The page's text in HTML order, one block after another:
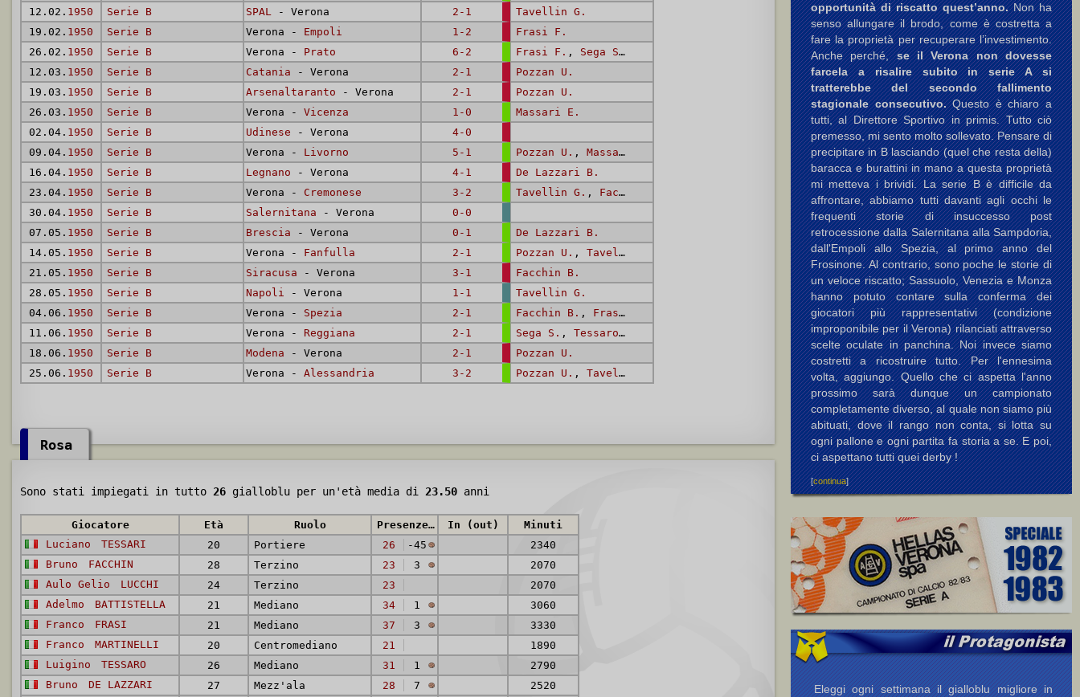
12.02. 1950 Serie B SPAL - Verona 2-1
Tavellin G.
19.02. 1950 Serie B Verona - Empoli 1-2
Frasi F.
26.02. 1950 Serie B Verona - Prato 6-2 Frasi F. , Sega S. ,Sega S.,Pozzan U.
12.03. 1950 Serie B Catania - Verona 2-1
Pozzan U.
19.03. 1950 Serie B Arsenaltaranto - Verona 2-1
Pozzan U.
26.03. 1950 Serie B Verona - Vicenza 1-0
Massari E.
02.04. 1950 Serie B Udinese - Verona
4-0
09.04. 1950 Serie B Verona - Livorno 5-1 Pozzan U. , Massari E. Pozzan U.,Massari E.
16.04. 1950 Serie B Legnano - Verona 4-1
De Lazzari B.
23.04. 1950 Serie B Verona - Cremonese 3-2 Tavellin G. , Facchin B.
30.04. 1950 Serie B Salernitana - Verona
0-0
07.05. 1950 Serie B Brescia - Verona 0-1
De Lazzari B.
14.05. 1950 Serie B Verona - Fanfulla 2-1 Pozzan U. , Tavellin G.
21.05. 1950 Serie B Siracusa - Verona 3-1
Facchin B.
28.05. 1950 Serie B Napoli - Verona 1-1
Tavellin G.
04.06. 1950 Serie B Verona - Spezia 2-1 Facchin B. , Frasi F.
11.06. 1950 Serie B Verona - Reggiana 2-1 Sega S. , Tessaro L.
18.06. 1950 Serie B Modena - Verona 2-1
Pozzan U.
25.06. 1950 Serie B Verona - Alessandria 3-2 Pozzan U. , Tavellin G.
Rosa
Sono stati impiegati in tutto 26 gialloblu per un'età media di 23.50 anni
Giocatore Età Ruolo Presenze (reti) In (out)
Minuti
Luciano
TESSARI 20 Portiere 26 -45
2340
Bruno
FACCHIN 28 Terzino 23 3
2070
Aulo Gelio
LUCCHI 24 Terzino 23
2070
Adelmo
BATTISTELLA 21 Mediano 34 1
3060
Franco
FRASI 21 Mediano 37 3
3330
Franco
MARTINELLI 20 Centromediano 21
1890
Luigino
TESSARO 26 Mediano 31 1
2790
Bruno
DE LAZZARI 27 Mezz'ala 28 7
2520
opportunità di riscatto quest’anno.Non ha
senso allungare il brodo, come è costretta a
fare la proprietà per recuperare l’investimento.
Anche perché,se il Verona non dovesse
farcela a risalire subito in serie A si
tratterebbe del secondo fallimento
stagionale consecutivo.Questo è chiaro a
tutti, al Direttore Sportivo in primis. Tutto ciò
premesso, mi sento molto sollevato. Pensare di
precipitare in B lasciando (quel che resta della)
baracca e burattini in mano a questa proprietà
mi metteva i brividi. La serie B è difficile da
affrontare, abbiamo tutti davanti agli occhi le
frequenti storie di insuccesso post
retrocessione dalla Salernitana alla Sampdoria,
dall'Empoli allo Spezia, al primo anno del
Frosinone. Al contrario, sono poche le storie di
un veloce riscatto; Sassuolo, Venezia e Monza
hanno potuto contare sulla conferma dei
giocatori più rappresentativi (condizione
improponibile per il Verona) rilanciati attraverso
scelte oculate in panchina. Noi invece siamo
costretti a ricostruire tutto. Per l'ennesima
volta, aggiungo. Quello che ci aspetta l'anno
prossimo sarà dunque un campionato
completamente diverso, al quale non siamo più
abituati, dove il rango non conta, si lotta su
ogni pallone e ogni partita fa storia a se. E poi,
ci aspettano tutti quei derby !
[continua]
Eleggi ogni settimana il gialloblu migliore in